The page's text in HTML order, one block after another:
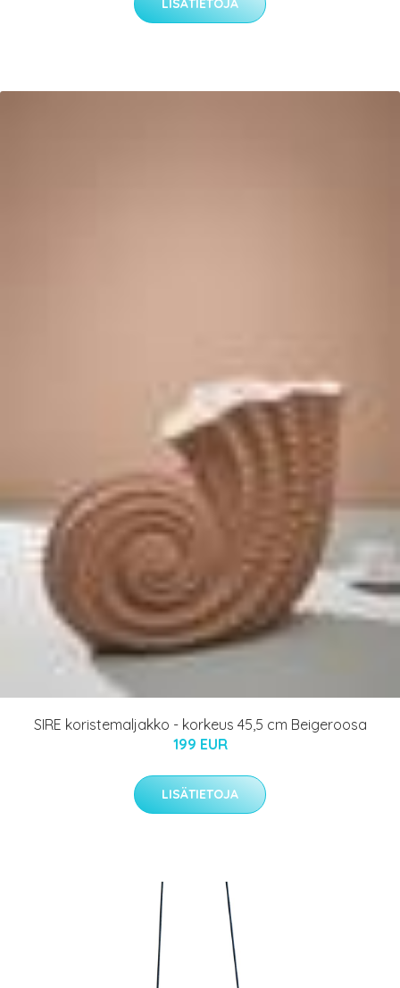
LISÄTIETOJA
SIRE koristemaljakko - korkeus 45,5 cm Beigeroosa
199 EUR
LISÄTIETOJA